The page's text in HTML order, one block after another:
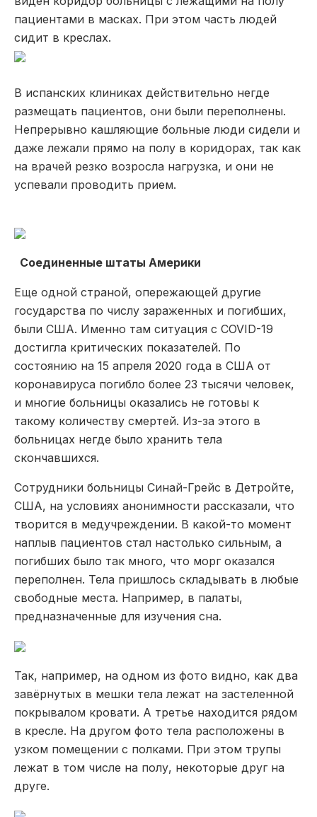
пациентами в масках. При этом часть людей
сидит в креслах.
В испанских клиниках действительно негде
размещать пациентов, они были переполнены.
Непрерывно кашляющие больные люди сидели и
даже лежали прямо на полу в коридорах, так как
на врачей резко возросла нагрузка, и они не
успевали проводить прием.
Соединенные штаты Америки
Еще одной страной, опережающей другие
государства по числу зараженных и погибших,
были США. Именно там ситуация с COVID-19
достигла критических показателей. По
состоянию на 15 апреля 2020 года в США от
коронавируса погибло более 23 тысячи человек,
и многие больницы оказались не готовы к
такому количеству смертей. Из-за этого в
больницах негде было хранить тела
скончавшихся.
Сотрудники больницы Синай-Грейс в Детройте,
США, на условиях анонимности рассказали, что
творится в медучреждении. В какой-то момент
наплыв пациентов стал настолько сильным, а
погибших было так много, что морг оказался
переполнен. Тела пришлось складывать в любые
свободные места. Например, в палаты,
предназначенные для изучения сна.
Так, например, на одном из фото видно, как два
завёрнутых в мешки тела лежат на застеленной
покрывалом кровати. А третье находится рядом
в кресле. На другом фото тела расположены в
узком помещении с полками. При этом трупы
лежат в том числе на полу, некоторые друг на
друге.